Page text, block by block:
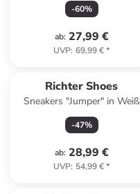
-60%
ab: 27,99 €
UVP: 69,99 €*
Richter Shoes
Sneakers "Jumper" in Weiß
-47%
ab: 28,99 €
UVP: 54,99 €*